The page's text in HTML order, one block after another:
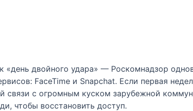
«день двойного удара» — Роскомнадзор
FaceTime и Snapchat. Если первая
связи с огромным куском зарубежной
чтобы восстановить доступ.​